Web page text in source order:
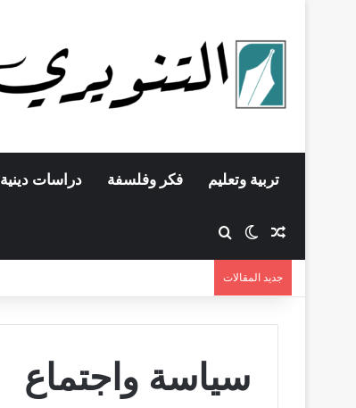
تربية وتعليم فكر وفلسفة دراسات دينية
مقال عشوائي
الوضع المظلم
جديد المقالات
سياسة واجتماع